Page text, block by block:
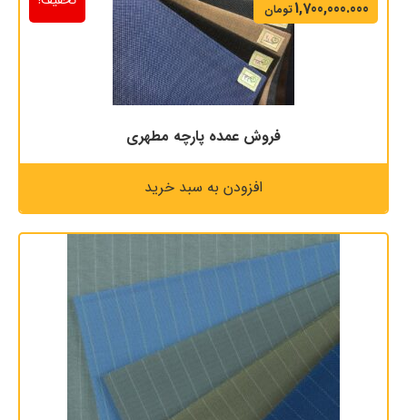
1,700,000.000تومان
فروش عمده پارچه مطهری
افزودن به سبد خرید